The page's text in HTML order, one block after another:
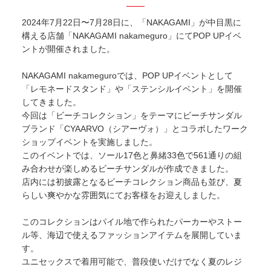
2024年7月22日〜7月28日に、「NAKAGAMI」が中目黒に
構える店舗「NAKAGAMI nakameguro」にてPOP UPイベ
ントが開催されました。
NAKAGAMI nakameguroでは、POP UPイベントとして
「レモネードスタンド」や「ステンシルイベント」を開催
してきました。
今回は「ビーチコレクション」をテーマにビーチサンダル
ブランド「CYAARVO（シアーヴォ）」とコラボしたワーク
ショップイベントを実施しました。
このイベントでは、ソール17色と鼻緒33色で561通りの組
み合わせが楽しめるビーチサンダルが作成できました。
店内には初披露となるビーチコレクション商品も並び、夏
らしい爽やかな雰囲気にてお客様をお迎えしました。
このコレクションはパイル地で作られたパーカーやストー
ル等、海辺で使えるファッションアイテムを展開していま
す。
ユニセックスで着用可能で、普段使いだけでなく夏のレジ